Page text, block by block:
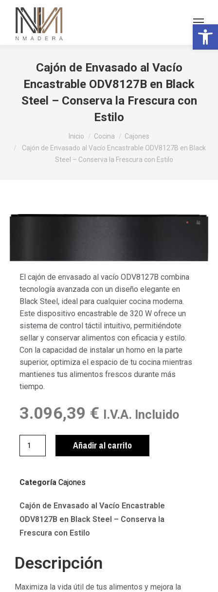
Abrir
Cajón de Envasado al Vacío
Encastrable ODV8127B en Black
Steel – Conserva la Frescura con
Estilo
Inicio Cocina
Cajones
Cajón de Envasado al Vacío Encastrable ODV8127B en Black
Steel – Conserva la Frescura con Estilo
El cajón de envasado al vacío ODV8127B combina
tecnología avanzada con un diseño elegante en
Black Steel, ideal para cualquier cocina moderna.
Este dispositivo encastrable de 320 W ofrece un
sistema de control táctil intuitivo, permitiéndote
sellar y conservar alimentos con eficacia y estilo.
Con la capacidad de instalar un horno en la parte
superior, optimiza el espacio de tu cocina mientras
mantienes tus alimentos frescos durante más
tiempo.
3.096,39 € I.V.A. Incluido
Añadir al carrito
Categoría Cajones
Cajón de Envasado al Vacío Encastrable
ODV8127B en Black Steel – Conserva la
Frescura con Estilo
Descripción
Maximiza la vida útil de tus alimentos y mejora la